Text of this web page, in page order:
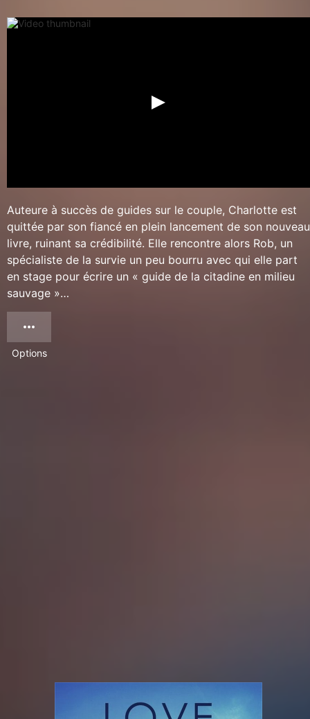
Auteure à succès de guides sur le couple, Charlotte est
quittée par son fiancé en plein lancement de son nouveau
livre, ruinant sa crédibilité. Elle rencontre alors Rob, un
spécialiste de la survie un peu bourru avec qui elle part
en stage pour écrire un « guide de la citadine en milieu
sauvage »…
Options